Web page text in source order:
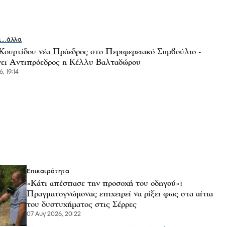
νέα Πρόεδρος στο Περιφερειακό Συμβούλιο -
Αντιπρόεδρος η Κέλλυ Βαλταδώρου
19:14
Επικαιρότητα
«Κάτι απέσπασε την προσοχή του οδηγού»:
Πραγματογνώμονας επιχειρεί να ρίξει φως στα αίτια
του δυστυχήματος στις Σέρρες
07 Αυγ 2026, 20:22